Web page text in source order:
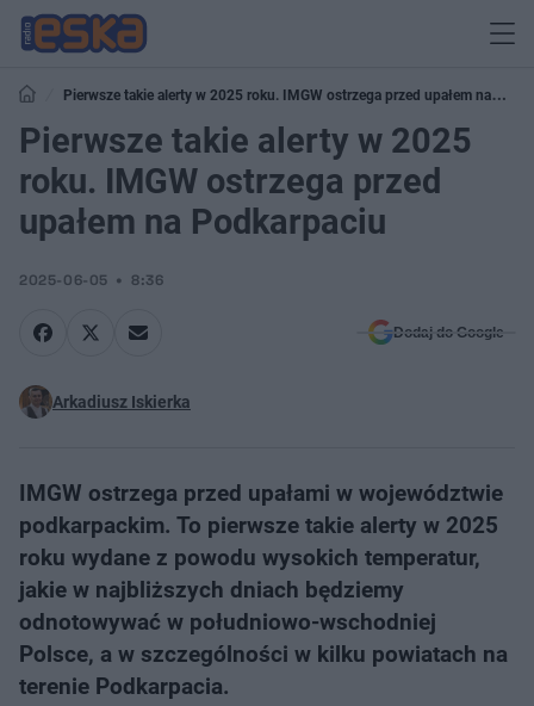
Pierwsze takie alerty w 2025 roku. IMGW ostrzega przed upałem na
Podkarpaciu
Pierwsze takie alerty w 2025
roku. IMGW ostrzega przed
upałem na Podkarpaciu
2025-06-05 8:36
Dodaj do Google
Arkadiusz Iskierka
IMGW ostrzega przed upałami w województwie
podkarpackim. To pierwsze takie alerty w 2025
roku wydane z powodu wysokich temperatur,
jakie w najbliższych dniach będziemy
odnotowywać w południowo-wschodniej
Polsce, a w szczególności w kilku powiatach na
terenie Podkarpacia.